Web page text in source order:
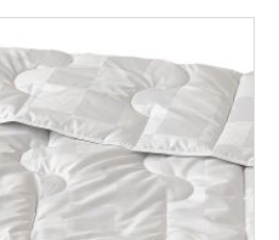
237,50€